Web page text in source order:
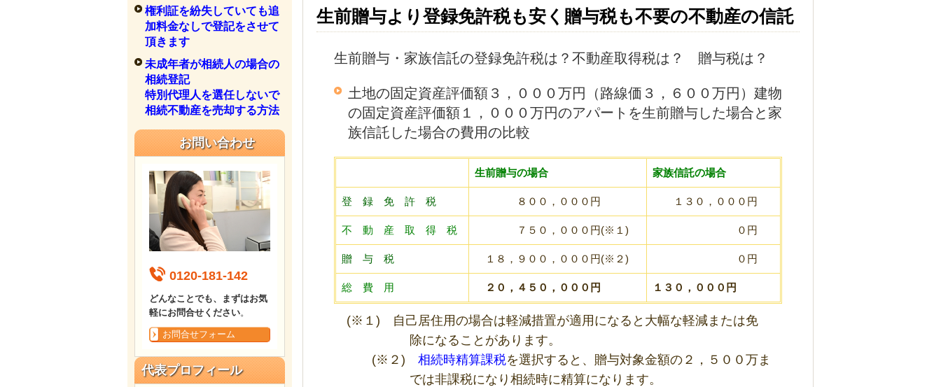
生前贈与より登録免許税も安く贈与税も不要の不動産の信託
生前贈与・家族信託の登録免許税は？不動産取得税は？ 贈与税は？
土地の固定資産評価額３，０００万円（路線価３，６００万円）建物
の固定資産評価額１，０００万円のアパートを生前贈与した場合と家
族信託した場合の費用の比較
生前贈与の場合 家族信託の場合
登 録 免 許 税 ８００，０００円 １３０，０００円
不 動 産 取 得 税 ７５０，０００円(※１) ０円
贈 与 税 １８，９００，０００円(※２) ０円
総 費 用 ２０，４５０，０００円 １３０，０００円
(※１) 自己居住用の場合は軽減措置が適用になると大幅な軽減または免
除になることがあります。
(※２) 相続時精算課税を選択すると、贈与対象金額の２，５００万ま
では非課税になり相続時に精算になります。
権利証を紛失していても追
加料金なしで登記をさせて
頂きます
未成年者が相続人の場合の
相続登記
特別代理人を選任しないで
相続不動産を売却する方法
お問い合わせ
0120-181-142
どんなことでも、まずはお気
軽にお問合せください。
お問合せフォーム
代表プロフィール